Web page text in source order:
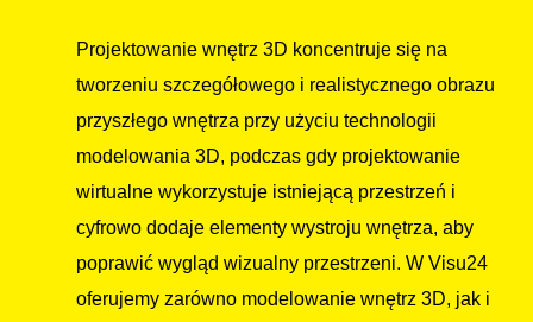
Projektowanie wnętrz 3D koncentruje się na
tworzeniu szczegółowego i realistycznego obrazu
przyszłego wnętrza przy użyciu technologii
modelowania 3D, podczas gdy projektowanie
wirtualne wykorzystuje istniejącą przestrzeń i
cyfrowo dodaje elementy wystroju wnętrza, aby
poprawić wygląd wizualny przestrzeni. W Visu24
oferujemy zarówno modelowanie wnętrz 3D, jak i